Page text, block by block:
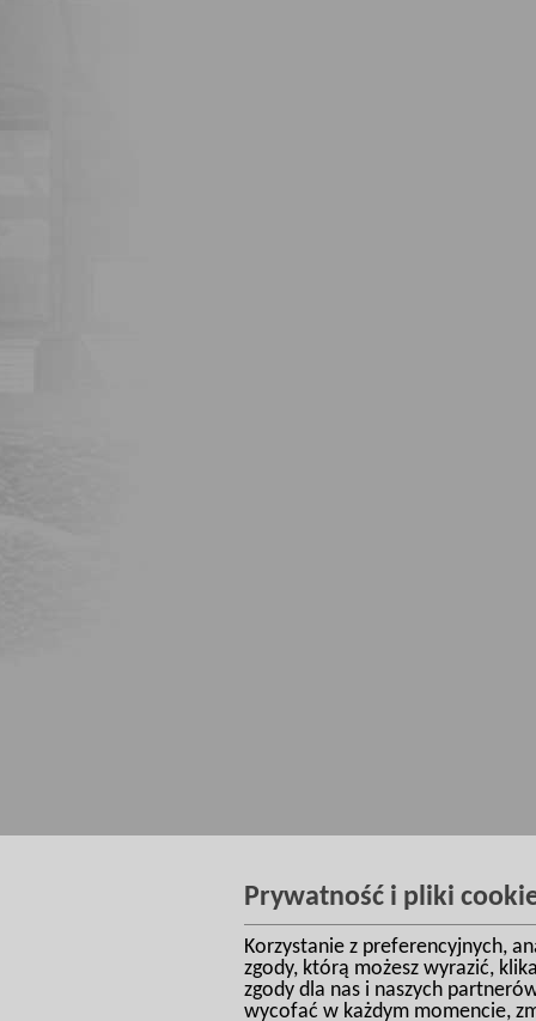
Prywatność i pliki
Korzystanie z preferencyjnych,
zgody, którą możesz wyrazić,
zgody dla nas i naszych
wycofać w każdym momencie,